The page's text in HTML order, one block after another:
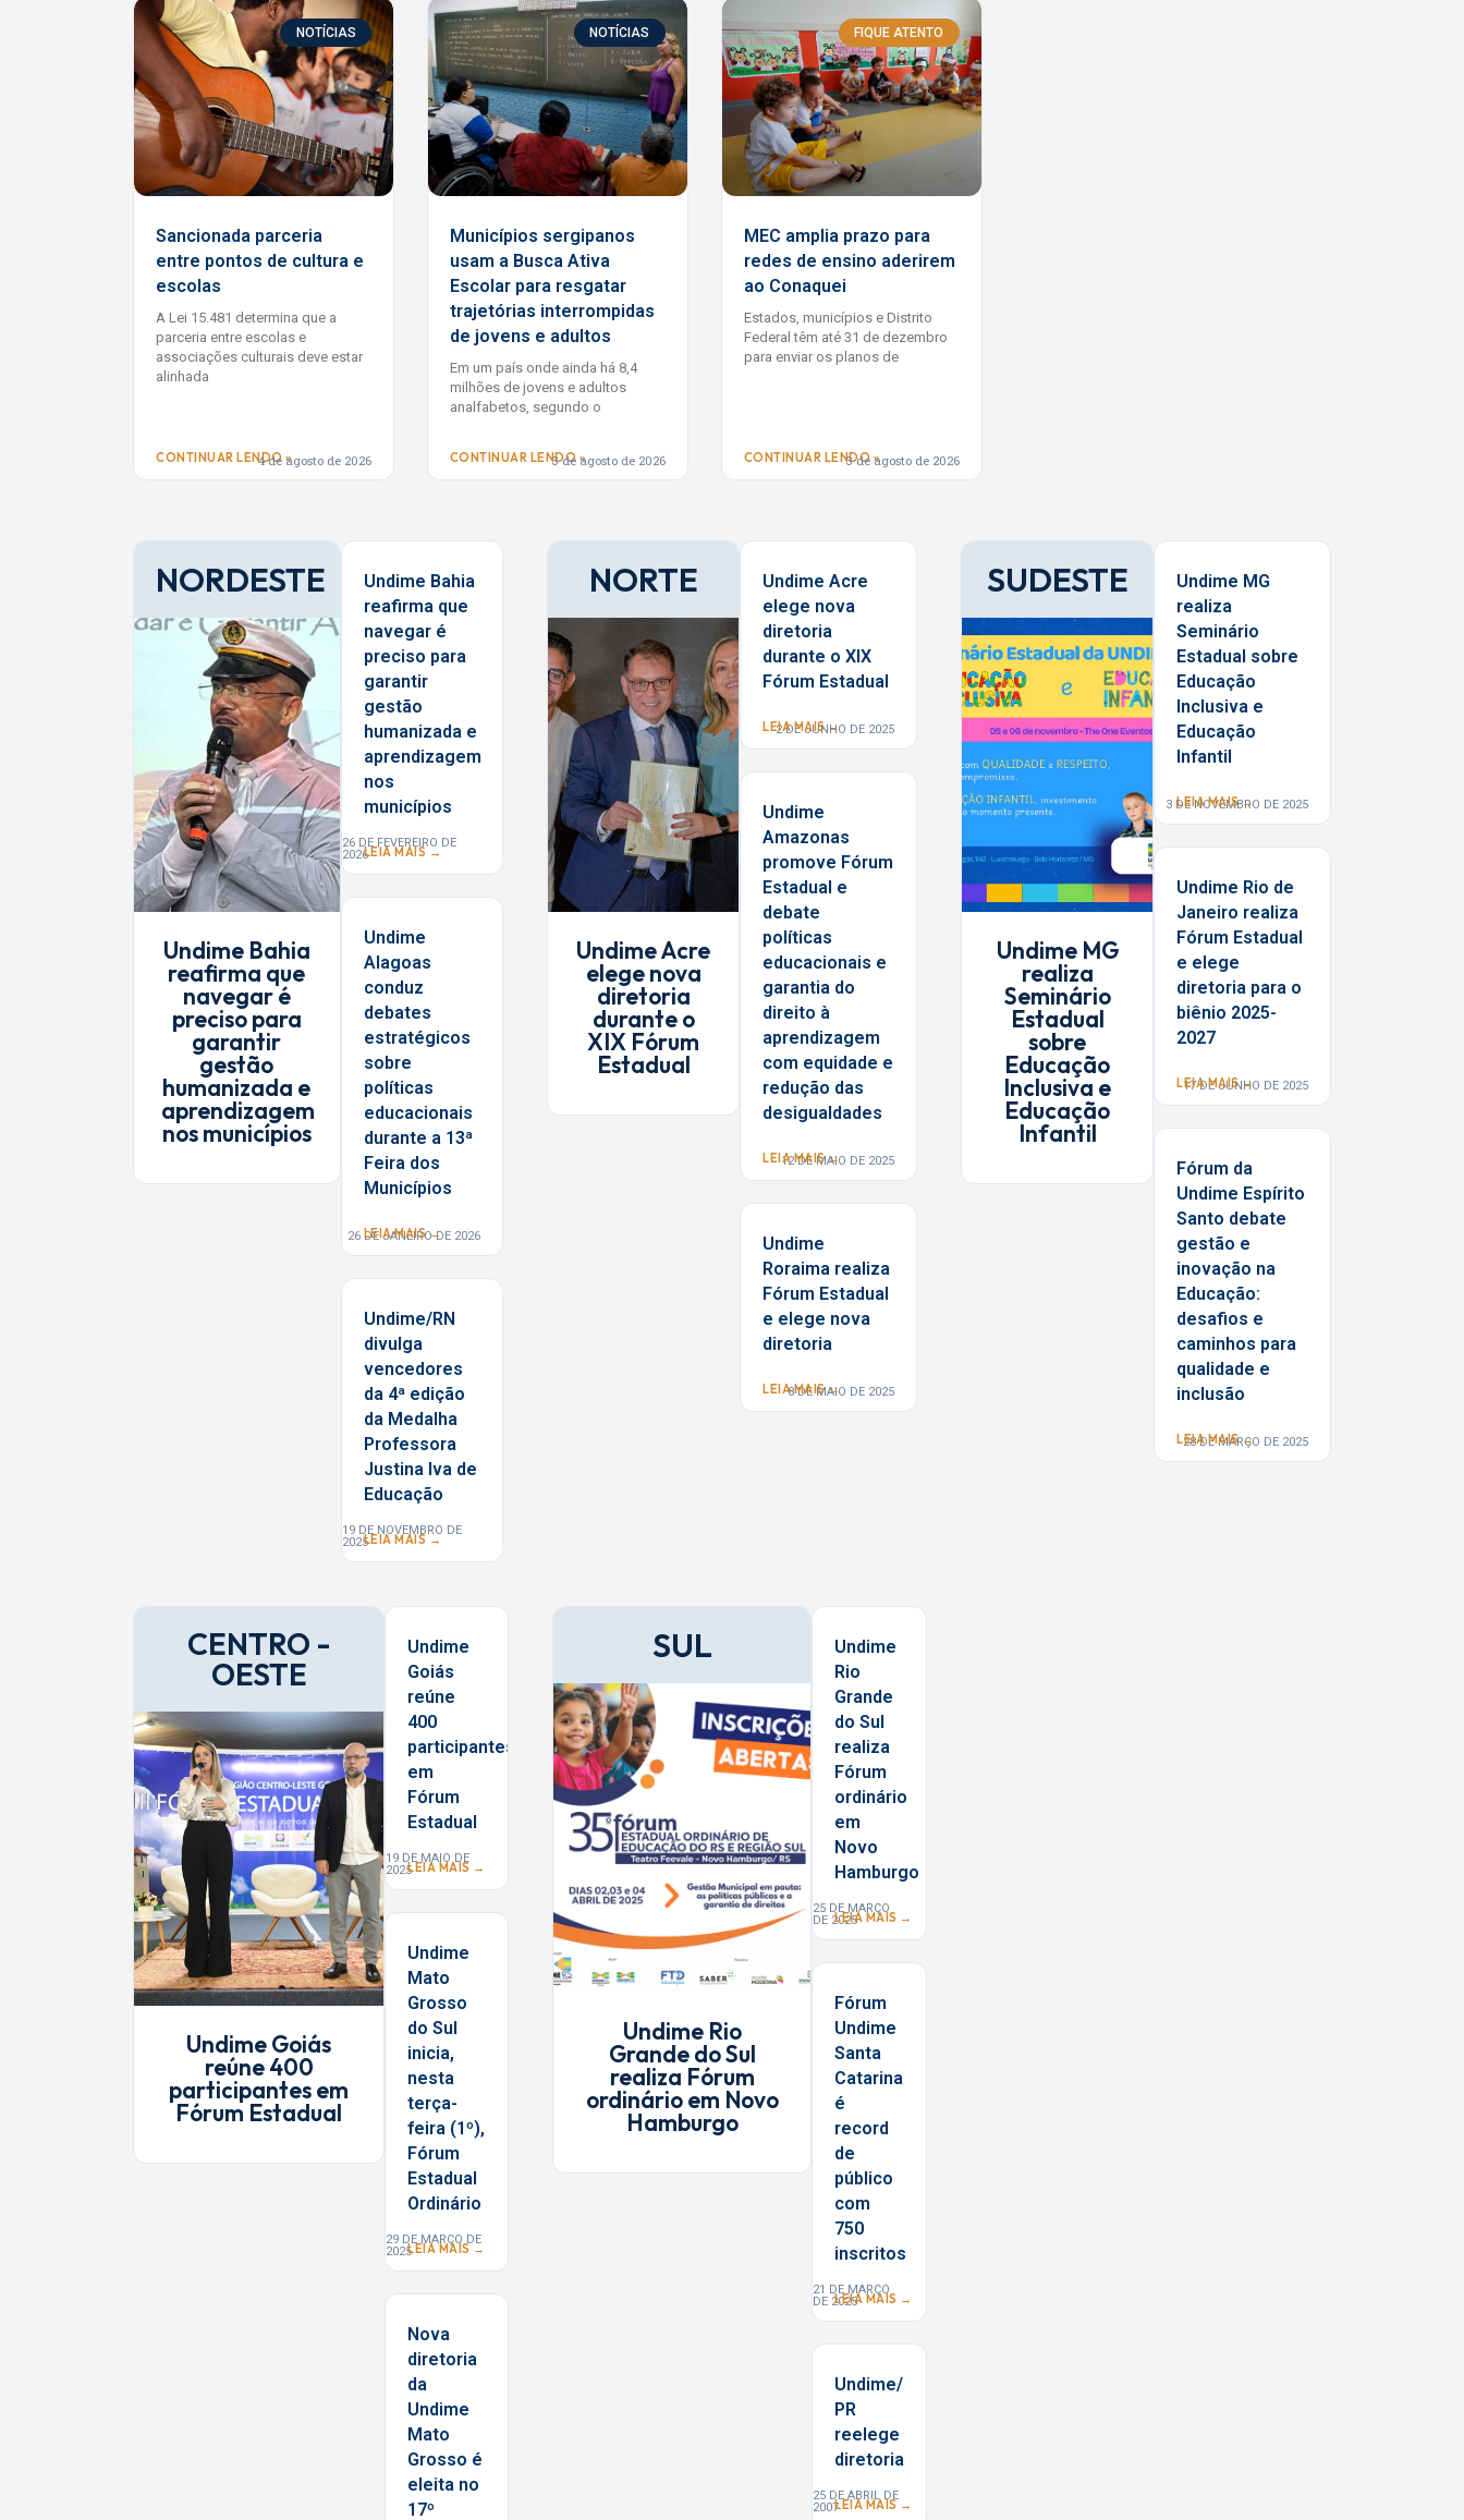
CONFIRA A AGENDA
NOTÍCIAS
Sancionada parceria
entre pontos de cultura e
escolas
A Lei 15.481 determina que a
parceria entre escolas e
associações culturais deve estar
alinhada
CONTINUAR LENDO »4 de agosto de 2026
NOTÍCIAS
Municípios sergipanos
usam a Busca Ativa
Escolar para resgatar
trajetórias interrompidas
de jovens e adultos
Em um país onde ainda há 8,4
milhões de jovens e adultos
analfabetos, segundo o
CONTINUAR LENDO »3 de agosto de 2026
FIQUE ATENTO
MEC amplia prazo para
redes de ensino aderirem
ao Conaquei
Estados, municípios e Distrito
Federal têm até 31 de dezembro
para enviar os planos de
CONTINUAR LENDO »3 de agosto de 2026
NORDESTE
Undime Bahia
reafirma que
navegar é
preciso para
garantir
gestão
humanizada e
aprendizagem
nos municípios
Undime Bahia
reafirma que
navegar é
preciso para
garantir
gestão
humanizada e
aprendizagem
nos
municípios
26 DE FEVEREIRO DE
2026LEIA MAIS →
Undime
Alagoas
conduz
debates
estratégicos
sobre
políticas
educacionais
durante a 13ª
Feira dos
Municípios
26 DE JANEIRO DE 2026
LEIA MAIS →
Undime/RN
divulga
vencedores
da 4ª edição
da Medalha
Professora
Justina Iva de
Educação
19 DE NOVEMBRO DE
2025LEIA MAIS →
NORTE
Undime Acre
elege nova
diretoria
durante o
XIX Fórum
Estadual
Undime Acre
elege nova
diretoria
durante o XIX
Fórum Estadual
2 DE JUNHO DE 2025
LEIA MAIS →
Undime
Amazonas
promove Fórum
Estadual e
debate
políticas
educacionais e
garantia do
direito à
aprendizagem
com equidade e
redução das
desigualdades
12 DE MAIO DE 2025
LEIA MAIS →
Undime
Roraima realiza
Fórum Estadual
e elege nova
diretoria
8 DE MAIO DE 2025
LEIA MAIS →
SUDESTE
Undime MG
realiza
Seminário
Estadual
sobre
Educação
Inclusiva e
Educação
Infantil
Undime MG
realiza
Seminário
Estadual sobre
Educação
Inclusiva e
Educação
Infantil
3 DE NOVEMBRO DE 2025
LEIA MAIS →
Undime Rio de
Janeiro realiza
Fórum Estadual
e elege
diretoria para o
biênio 2025-
2027
17 DE JUNHO DE 2025
LEIA MAIS →
Fórum da
Undime Espírito
Santo debate
gestão e
inovação na
Educação:
desafios e
caminhos para
qualidade e
inclusão
28 DE MARÇO DE 2025
LEIA MAIS →
CENTRO -
OESTE
Undime Goiás
reúne 400
participantes em
Fórum Estadual
Undime
Goiás
reúne
400
participantes
em
Fórum
Estadual
19 DE MAIO DE
2025LEIA MAIS →
Undime
Mato
Grosso
do Sul
inicia,
nesta
terça-
feira (1º),
Fórum
Estadual
Ordinário
29 DE MARÇO DE
2025LEIA MAIS →
Nova
diretoria
da
Undime
Mato
Grosso é
eleita no
17º
SUL
Undime Rio
Grande do Sul
realiza Fórum
ordinário em Novo
Hamburgo
Undime
Rio
Grande
do Sul
realiza
Fórum
ordinário
em
Novo
Hamburgo
25 DE MARÇO
DE 2025LEIA MAIS →
Fórum
Undime
Santa
Catarina
é
record
de
público
com
750
inscritos
21 DE MARÇO
DE 2025LEIA MAIS →
Undime/
PR
reelege
diretoria
25 DE ABRIL DE
2007LEIA MAIS →